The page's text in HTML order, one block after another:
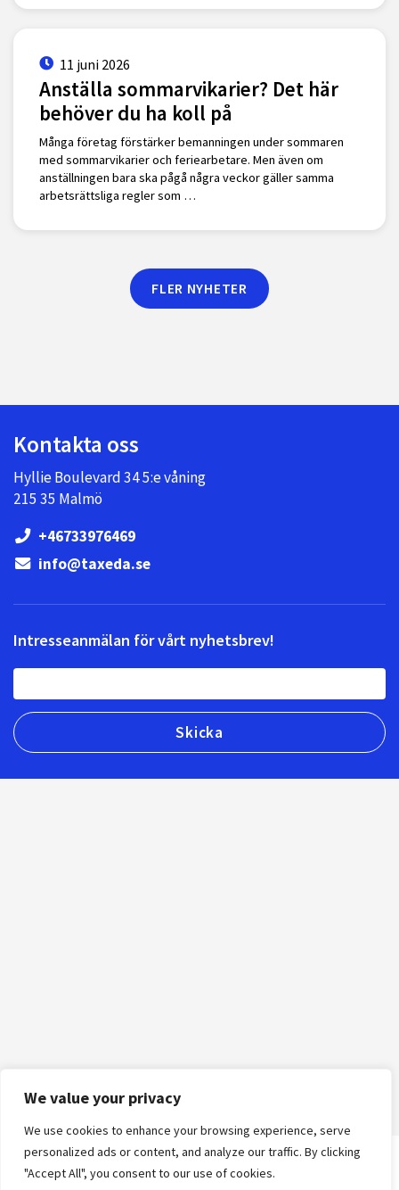
We value your privacy
We use cookies to enhance your browsing experience, serve
personalized ads or content, and analyze our traffic. By clicking
"Accept All", you consent to our use of cookies.
11 juni 2026
Anställa sommarvikarier? Det här
behöver du ha koll på
Många företag förstärker bemanningen under sommaren
med sommarvikarier och feriearbetare. Men även om
anställningen bara ska pågå några veckor gäller samma
arbetsrättsliga regler som …
FLER NYHETER
Kontakta oss
Hyllie Boulevard 34 5:e våning
215 35 Malmö
+46733976469
info@taxeda.se
Intresseanmälan för vårt nyhetsbrev!